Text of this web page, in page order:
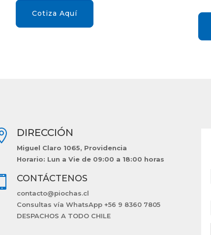
Cotiza Aquí
DIRECCIÓN
Miguel Claro 1065, Providencia
Horario: Lun a Vie de 09:00 a 18:00 horas
CONTÁCTENOS
contacto@piochas.cl
Consultas vía WhatsApp +56 9 8360 7805
DESPACHOS A TODO CHILE